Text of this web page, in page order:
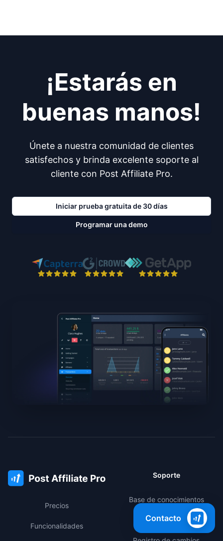
¡Estarás en
buenas manos!
Únete a nuestra comunidad de clientes
satisfechos y brinda excelente soporte al
cliente con Post Affiliate Pro.
Iniciar prueba gratuita de 30 días
Programar una demo
Precios
Funcionalidades
Soporte
Base de conocimientos
Área de miembros
Contacto